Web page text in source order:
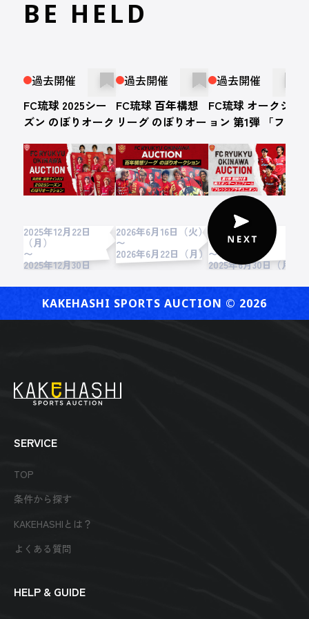
BE HELD
過去開催
FC琉球 2025シー
ズン のぼりオーク
2025年12月22日
（月）
〜
2025年12月30日
過去開催
FC琉球 百年構想
リーグ のぼりオー
2026年6月16日（火）
〜
2026年6月22日（月）
過去開催
FC琉球 オークシ
ョン 第1弾 「フレ
オン」期限付き胸
スポンサーユニフ
ォーム
2025年6月24日
（火）
〜
2025年6月30日（月）
KAKEHASHI SPORTS AUCTION ©︎ 2026
SERVICE
TOP
条件から探す
KAKEHASHIとは？
よくある質問
HELP & GUIDE